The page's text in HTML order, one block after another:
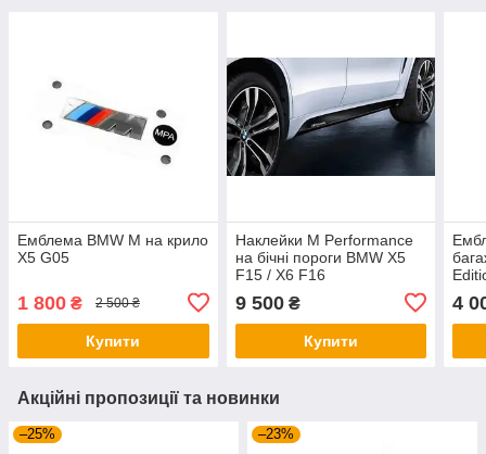
Емблема BMW M на крило
X5 G05
1 800 ₴ 2 500 ₴
Купити
Наклейки M Performance
на бічні пороги BMW X5
F15 / X6 F16
9 500₴
Купити
4
Акційні пропозиції та новинки
–25% –23%